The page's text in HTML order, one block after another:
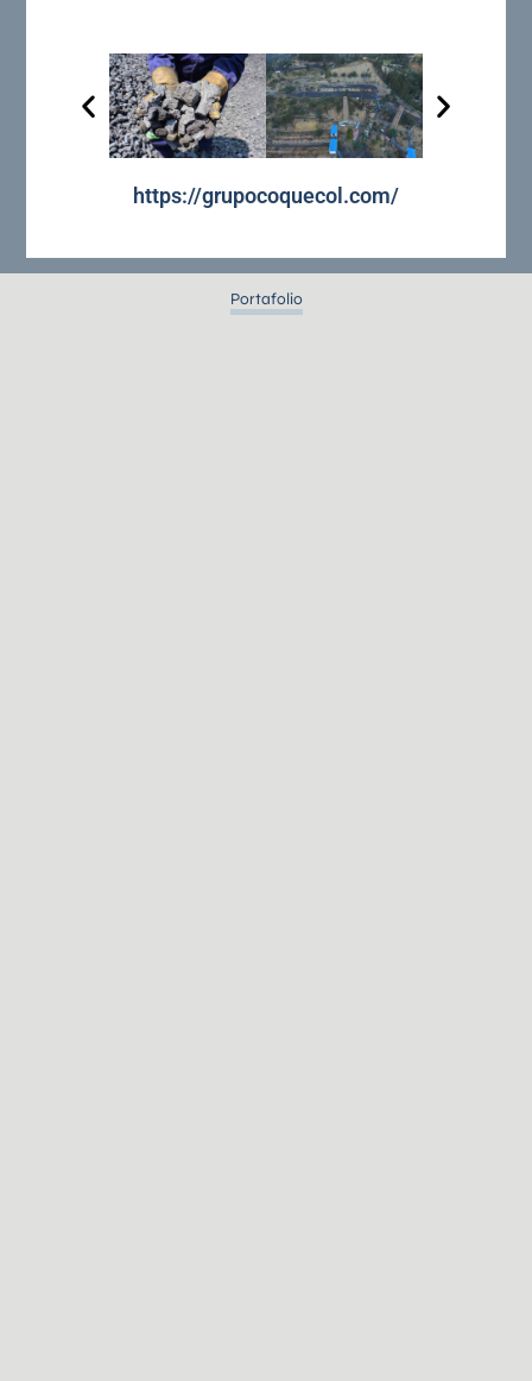
Anterior
https://grupocoquecol.com/
Portafolio